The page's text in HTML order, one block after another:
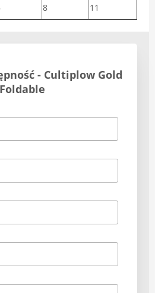
8 11
- Cultiplow Gold
Foldable